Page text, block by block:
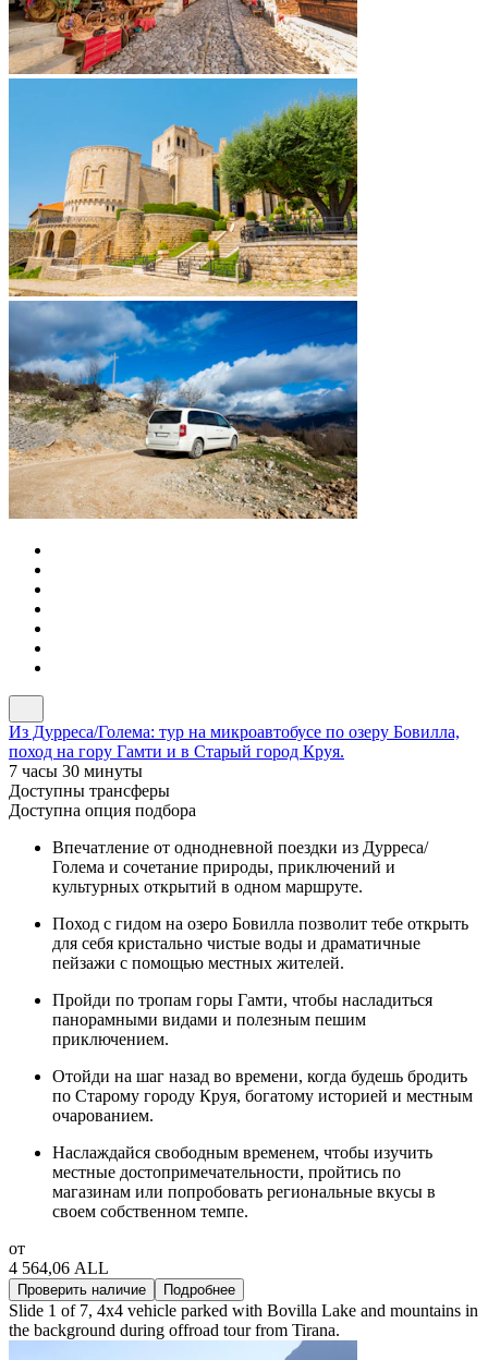
Из Дурреса/Голема: тур на микроавтобусе по озеру Бовилла,
поход на гору Гамти и в Старый город Круя.
7 часы 30 минуты
Доступны трансферы
Доступна опция подбора
Впечатление от однодневной поездки из Дурреса/
Голема и сочетание природы, приключений и
культурных открытий в одном маршруте.
Поход с гидом на озеро Бовилла позволит тебе открыть
для себя кристально чистые воды и драматичные
пейзажи с помощью местных жителей.
Пройди по тропам горы Гамти, чтобы насладиться
панорамными видами и полезным пешим
приключением.
Отойди на шаг назад во времени, когда будешь бродить
по Старому городу Круя, богатому историей и местным
очарованием.
Наслаждайся свободным временем, чтобы изучить
местные достопримечательности, пройтись по
магазинам или попробовать региональные вкусы в
своем собственном темпе.
от
4 564,06 ALL
Проверить наличие Подробнее
Slide 1 of 7, 4x4 vehicle parked with Bovilla Lake and mountains in
the background during offroad tour from Tirana.